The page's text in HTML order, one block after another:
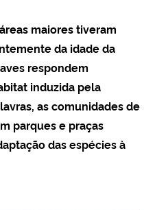
maiores tiveram
da idade da
respondem
induzida pela
as comunidades de
parques e praças
das espécies à